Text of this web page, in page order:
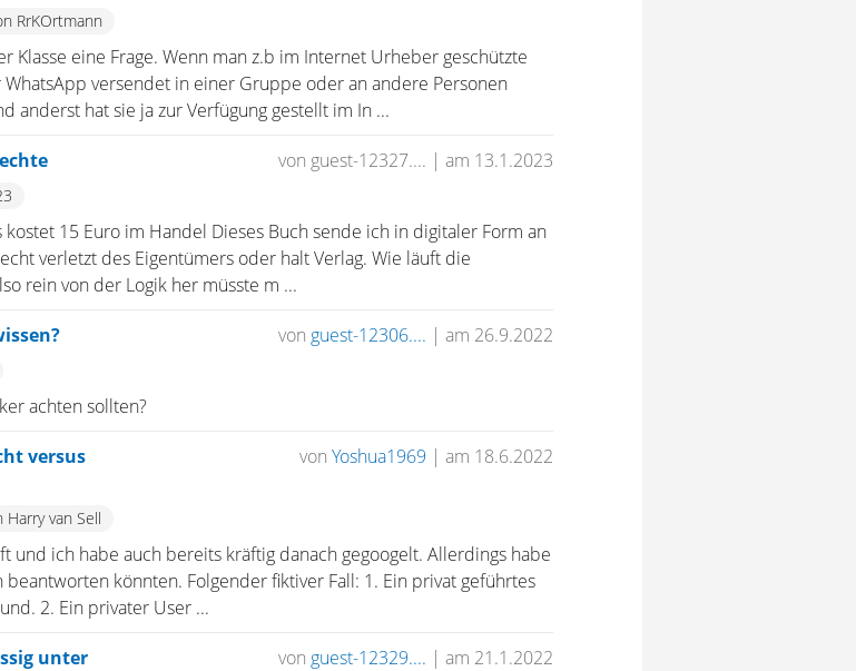
RrKOrtmann
Klasse eine Frage. Wenn man z.b im Internet Urheber geschützte
versendet in einer Gruppe oder an andere Personen
anderst hat sie ja zur Verfügung gestellt im In ...
von guest-12327.... | am 13.1.2023
15 Euro im Handel Dieses Buch sende ich in digitaler Form an
verletzt des Eigentümers oder halt Verlag. Wie läuft die
rein von der Logik her müsste m ...
von guest-12306.... | am 26.9.2022
achten sollten?
versus
von Yoshua1969 | am 18.6.2022
Harry van Sell
und ich habe auch bereits kräftig danach gegoogelt. Allerdings habe
könnten. Folgender fiktiver Fall: 1. Ein privat geführtes
2. Ein privater User ...
unter
von guest-12329.... | am 21.1.2022